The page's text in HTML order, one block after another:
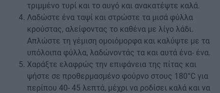
τριμμένο τυρί και το αυγό και ανακατέψτε καλά.
Λαδώστε ένα ταψί και στρώστε τα μισά φύλλα
κρούστας, αλείφοντας το καθένα με λίγο λάδι.
Απλώστε τη γέμιση ομοιόμορφα και καλύψτε με τα
υπόλοιπα φύλλα, λαδώνοντάς τα και αυτά ένα- ένα.
Χαράξτε ελαφρώς την επιφάνεια της πίτας και
ψήστε σε προθερμασμένο φούρνο στους 180°C για
περίπου 40- 45 λεπτά, μέχρι να ροδίσει καλά και να